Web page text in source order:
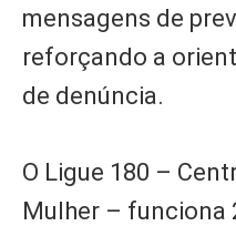
mensagens de
reforçando a
de denúncia.
O Ligue 180 –
Mulher – funciona